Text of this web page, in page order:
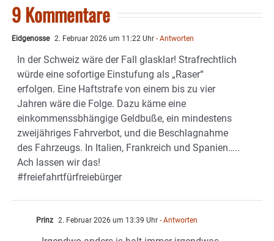
9 Kommentare
Eidgenosse 2. Februar 2026 um 11:22 Uhr - Antworten
In der Schweiz wäre der Fall glasklar! Strafrechtlich
würde eine sofortige Einstufung als „Raser“
erfolgen. Eine Haftstrafe von einem bis zu vier
Jahren wäre die Folge. Dazu käme eine
einkommenssbhängige Geldbuße, ein mindestens
zweijähriges Fahrverbot, und die Beschlagnahme
des Fahrzeugs. In Italien, Frankreich und Spanien…..
Ach lassen wir das!
#freiefahrtfürfreiebürger
Prinz 2. Februar 2026 um 13:39 Uhr - Antworten